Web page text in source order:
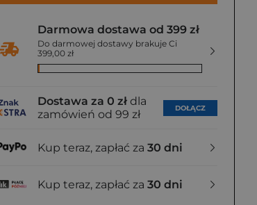
Darmowa dostawa od 399 zł
Do darmowej dostawy brakuje Ci
399,00 zł
Dostawa za 0 zł dla
zamówień od 99 zł
DOŁĄCZ
Kup teraz, zapłać za 30 dni
Kup teraz, zapłać za 30 dni